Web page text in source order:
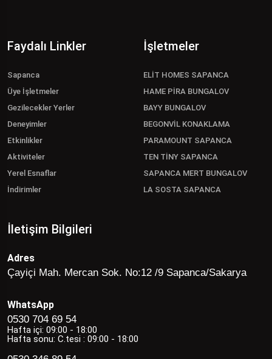
Faydalı Linkler
Sapanca
Üye İşletmeler
Gezilecekler Yerler
Deneyimler
Etkinlikler
Aktiviteler
Yerel Esnaflar
İndirimler
İşletmeler
ELİT HOMES SAPANCA
HAME PİRA BUNGALOV
BAYY BUNGALOV
BEGONVİL KONAKLAMA
PARAMOUNT SAPANCA
TEN TİNY SAPANCA
SAPANCA MERT BUNGALOV
LA SOSTA SAPANCA
İletişim Bilgileri
Adres
Çayiçi Mah. Mercan Sok. No:12 /9 Sapanca/Sakarya
WhatsApp
0530 704 69 54
Hafta içi: 09:00 - 18:00
Hafta sonu: C.tesi : 09:00 - 18:00